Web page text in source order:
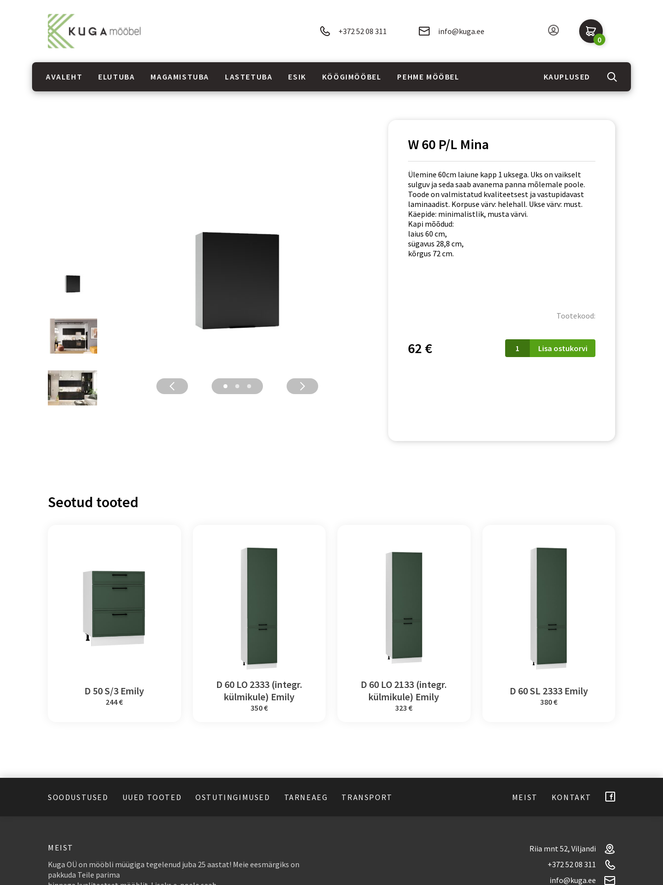
+372 52 08 311 info@kuga.ee
0
AVALEHT ELUTUBA MAGAMISTUBA LASTETUBA ESIK KÖÖGIMÖÖBEL PEHME MÖÖBEL KAUPLUSED
W 60 P/L Mina
Ülemine 60cm laiune kapp 1 uksega. Uks on vaikselt
sulguv ja seda saab avanema panna mõlemale poole.
Toode on valmistatud kvaliteetsest ja vastupidavast
laminaadist. Korpuse värv: helehall. Ukse värv: must.
Käepide: minimalistlik, musta värvi.
Kapi mõõdud:
laius 60 cm,
sügavus 28,8 cm,
kõrgus 72 cm.
Tootekood:
62 €
W
Lisa ostukorvi
Seotud tooted
D 50 S/3 Emily
244 €
D 60 LO 2333 (integr.
külmikule) Emily
350 €
D 60 LO 2133 (integr.
külmikule) Emily
323 €
D 60 SL 2333 Emily
380 €
SOODUSTUSED UUED TOOTED OSTUTINGIMUSED TARNEAEG TRANSPORT MEIST KONTAKT
MEIST
Kuga OÜ on mööbli müügiga tegelenud juba 25 aastat! Meie eesmärgiks on
pakkuda Teile parima
Riia mnt 52, Viljandi
+372 52 08 311
info@kuga.ee